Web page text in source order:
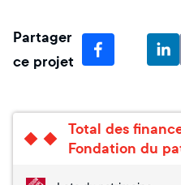
Partager
ce projet
Total des
Fondation du